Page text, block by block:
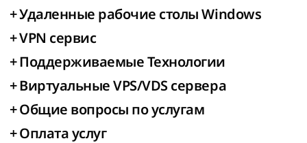
+Удаленные рабочие столы Windows
+VPN сервис
+Поддерживаемые Технологии
+Виртуальные VPS/VDS сервера
+Общие вопросы по услугам
+Оплата услуг